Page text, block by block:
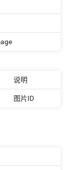
说明
图片ID